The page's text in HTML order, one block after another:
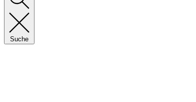
Suche